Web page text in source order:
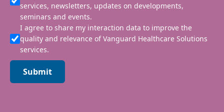
services, newsletters, updates on developments,
seminars and events.
I agree to share my interaction data to improve the
quality and relevance of Vanguard Healthcare Solutions
services.
Submit